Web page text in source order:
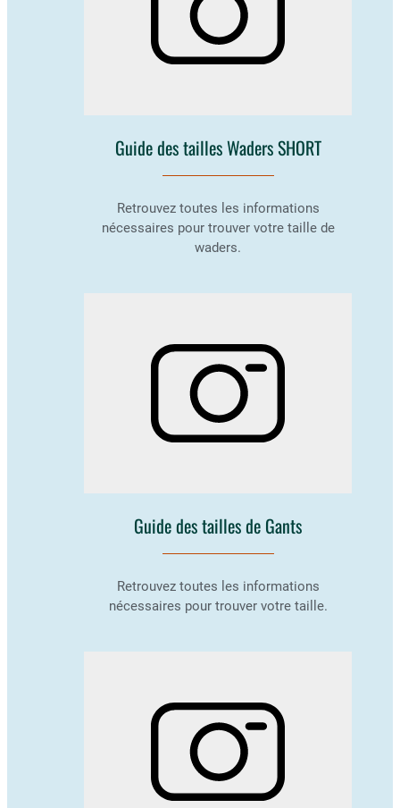
Guide des tailles Waders SHORT
Retrouvez toutes les informations
nécessaires pour trouver votre taille de
waders.
Guide des tailles de Gants
Retrouvez toutes les informations
nécessaires pour trouver votre taille.